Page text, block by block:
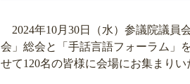
2024年10月30日（水）参議院議員
会」総会と「手話言語フォーラム」
せて120名の皆様に会場にお集まりい